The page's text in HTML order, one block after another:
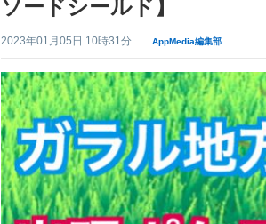
ソードシールド】
2023年01月05日 10時31分 AppMedia編集部